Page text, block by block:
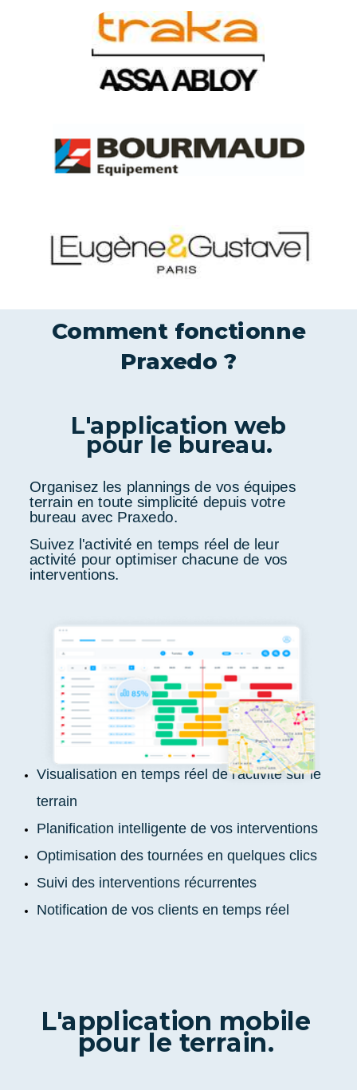
L'application web
pour le bureau.
Visualisation en temps réel de l'activité sur le
terrain
Planification intelligente de vos interventions
Optimisation des tournées en quelques clics
Suivi des interventions récurrentes
Notification de vos clients en temps réel
Organisez les plannings de vos équipes
terrain en toute simplicité depuis votre
bureau avec Praxedo.
Suivez l'activité en temps réel de leur
activité pour optimiser chacune de vos
interventions.
L'application mobile
pour le terrain.
Comment fonctionne
Praxedo ?